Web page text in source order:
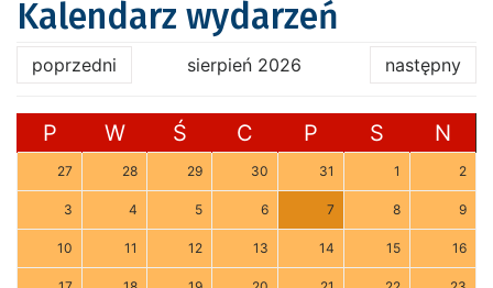
Kalendarz wydarzeń
poprzedni sierpień 2026 następny
P W Ś C P S N
27 28 29 30 31 1 2
3 4 5 6 7 8 9
10 11 12 13 14 15 16